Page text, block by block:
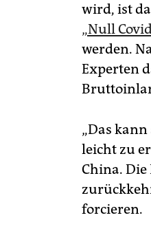
wird, ist
„Null
werden.
Experten
„Das
leicht zu
China.
forcieren.